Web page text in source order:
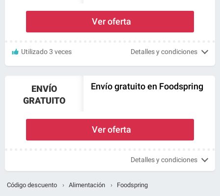
Ver oferta
Utilizado 3 veces Detalles y condiciones
ENVÍO
GRATUITO
Envío gratuito en Foodspring
Ver oferta
Detalles y condiciones
Código descuento › Alimentación › Foodspring